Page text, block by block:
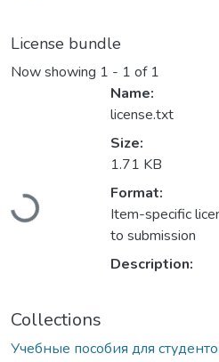
License bundle
Now showing 1 - 1 of 1
Loading...
Name:
license.txt
Size:
1.71 KB
Format:
Item-specific
to submission
Description:
Collections
Учебные пособия для